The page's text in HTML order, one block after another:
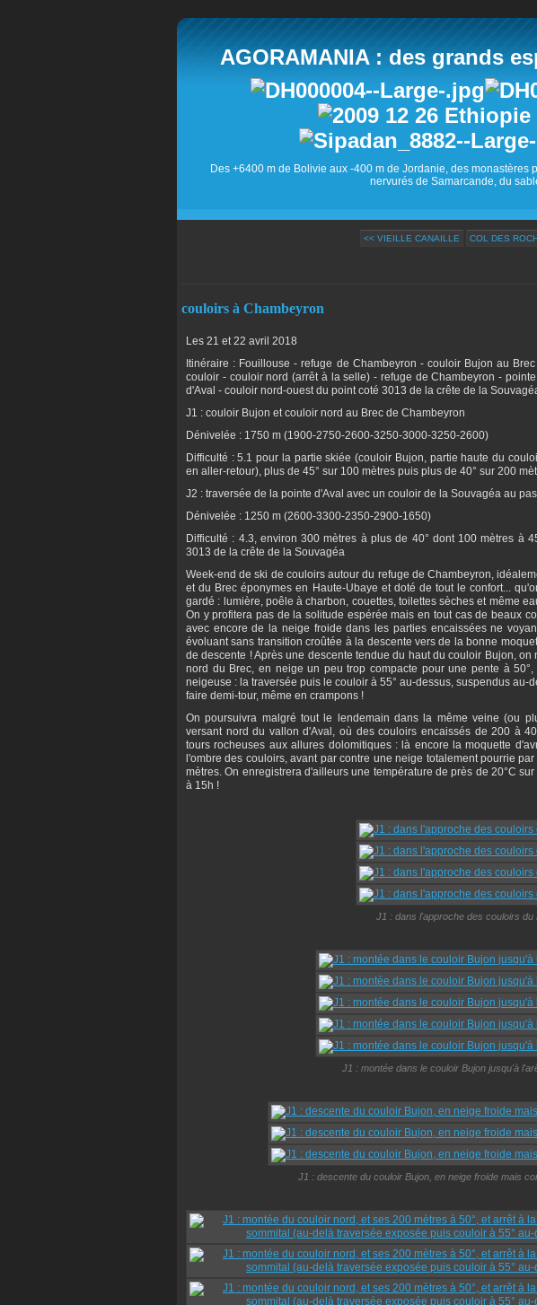
AGORAMANIA : des grands
Des +6400 m de Bolivie aux -400 m de Jordanie, des
nervurés de Samarcande, du
<< VIEILLE CANAILLE COL DES
couloirs à Chambeyron
Les 21 et 22 avril 2018
Itinéraire : Fouillouse - refuge de Chambeyron - couloir Bujon au
couloir - couloir nord (arrêt à la selle) - refuge de Chambeyron -
d'Aval - couloir nord-ouest du point coté 3013 de la crête de la
J1 : couloir Bujon et couloir nord au Brec de Chambeyron
Dénivelée : 1750 m (1900-2750-2600-3250-3000-3250-2600)
Difficulté : 5.1 pour la partie skiée (couloir Bujon, partie haute du
en aller-retour), plus de 45° sur 100 mètres puis plus de 40° sur 200
J2 : traversée de la pointe d'Aval avec un couloir de la Souvagéa au
Dénivelée : 1250 m (2600-3300-2350-2900-1650)
Difficulté : 4.3, environ 300 mètres à plus de 40° dont 100 mètres à
3013 de la crête de la Souvagéa
Week-end de ski de couloirs autour du refuge de Chambeyron,
et du Brec éponymes en Haute-Ubaye et doté de tout le confort...
gardé : lumière, poêle à charbon, couettes, toilettes sèches et même
On y profitera pas de la solitude espérée mais en tout cas de beaux
avec encore de la neige froide dans les parties encaissées ne
évoluant sans transition croûtée à la descente vers de la bonne
de descente ! Après une descente tendue du haut du couloir Bujon,
nord du Brec, en neige un peu trop compacte pour une pente à
neigeuse : la traversée puis le couloir à 55° au-dessus, suspendus au-
faire demi-tour, même en crampons !
On poursuivra malgré tout le lendemain dans la même veine (ou
versant nord du vallon d'Aval, où des couloirs encaissés de 200 à
tours rocheuses aux allures dolomitiques : là encore la moquette
l'ombre des couloirs, avant par contre une neige totalement pourrie
mètres. On enregistrera d'ailleurs une température de près de 20°C
à 15h !
J1 : dans l'approche des couloirs du
J1 : montée dans le couloir Bujon jusqu'à
J1 : descente du couloir Bujon, en neige froide mais